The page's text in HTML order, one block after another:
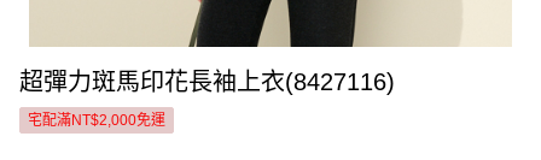
超彈力斑馬印花長袖上衣(8427116)
宅配滿NT$2,000免運